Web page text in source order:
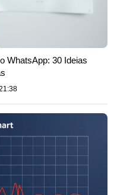
WhatsApp: 30 Ideias